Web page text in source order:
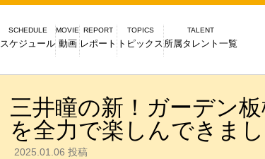
SCHEDULE
スケジュール
MOVIE
動画
REPORT
レポート
TOPICS
トピックス
TALENT
所属タレント一覧
三井瞳の新！ガーデン
を全力で楽しんできま
2025.01.06 投稿